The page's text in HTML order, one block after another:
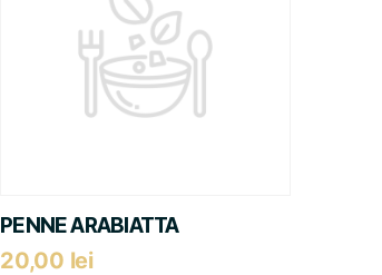
PENNE ARABIATTA
20,00 lei